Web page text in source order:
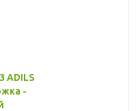
ADILS
-